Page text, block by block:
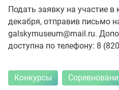
Подать заявку на участие
декабря, отправив письмо
galskymuseum@mail.ru.
доступна по телефону: 8
Конкурсы